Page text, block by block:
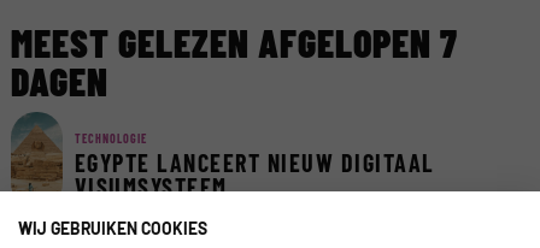
MEEST GELEZEN AFGELOPEN 7
DAGEN
TECHNOLOGIE
EGYPTE LANCEERT NIEUW DIGITAAL
VISUMSYSTEEM
WIJ GEBRUIKEN COOKIES